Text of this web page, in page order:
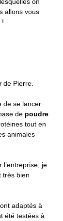
allons vous
!
de Pierre.
de se lancer
de poudre
tout en
animales
l’entreprise, je
très bien
adaptés à
été testées à